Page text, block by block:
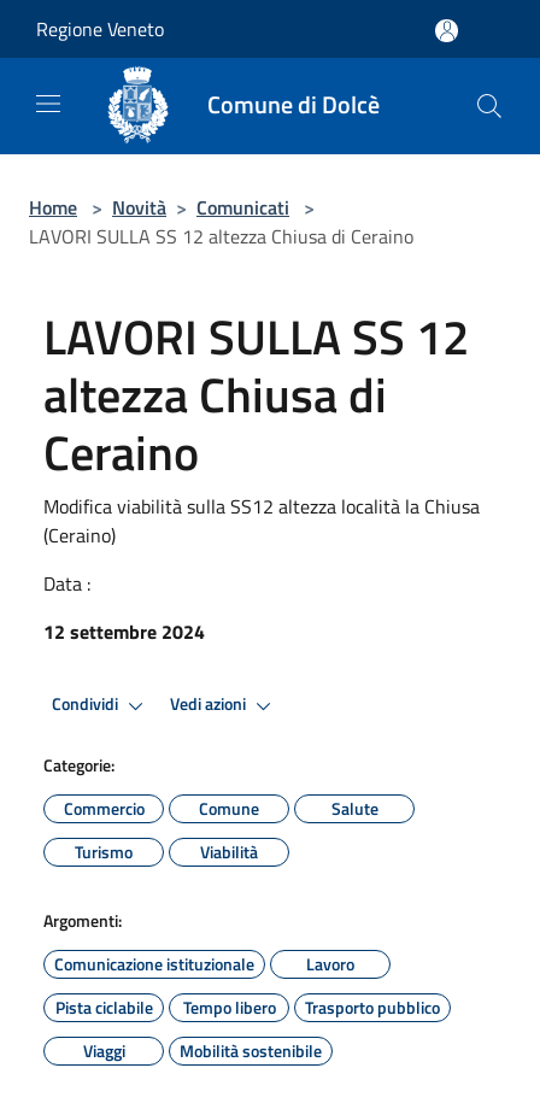
Regione Veneto
Comune di Dolcè
Home > Novità > Comunicati >
LAVORI SULLA SS 12 altezza Chiusa di Ceraino
LAVORI SULLA SS 12
altezza Chiusa di
Ceraino
Modifica viabilità sulla SS12 altezza località la Chiusa
(Ceraino)
Data :
12 settembre 2024
Condividi Vedi azioni
Categorie:
Commercio
Comune
Salute
Turismo
Viabilità
Argomenti:
Comunicazione istituzionale
Lavoro
Pista ciclabile
Tempo libero
Trasporto pubblico
Viaggi
Mobilità sostenibile